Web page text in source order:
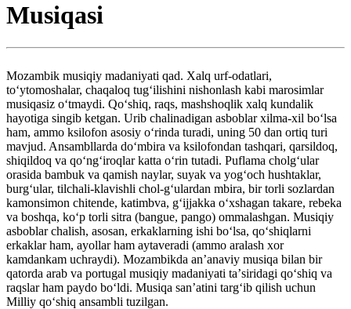
Musiqasi
Mozambik musiqiy madaniyati qad. Xalq urf-odatlari,
toʻytomoshalar, chaqaloq tugʻilishini nishonlash kabi marosimlar
musiqasiz oʻtmaydi. Qoʻshiq, raqs, mashshoqlik xalq kundalik
hayotiga singib ketgan. Urib chalinadigan asboblar xilma-xil boʻlsa
ham, ammo ksilofon asosiy oʻrinda turadi, uning 50 dan ortiq turi
mavjud. Ansambllarda doʻmbira va ksilofondan tashqari, qarsildoq,
shiqildoq va qoʻngʻiroqlar katta oʻrin tutadi. Puflama cholgʻular
orasida bambuk va qamish naylar, suyak va yogʻoch hushtaklar,
burgʻular, tilchali-klavishli chol-gʻulardan mbira, bir torli sozlardan
kamonsimon chitende, katimbva, gʻijjakka oʻxshagan takare, rebeka
va boshqa, koʻp torli sitra (bangue, pango) ommalashgan. Musiqiy
asboblar chalish, asosan, erkaklarning ishi boʻlsa, qoʻshiqlarni
erkaklar ham, ayollar ham aytaveradi (ammo aralash xor
kamdankam uchraydi). Mozambikda anʼanaviy musiqa bilan bir
qatorda arab va portugal musiqiy madaniyati taʼsiridagi qoʻshiq va
raqslar ham paydo boʻldi. Musiqa sanʼatini targʻib qilish uchun
Milliy qoʻshiq ansambli tuzilgan.